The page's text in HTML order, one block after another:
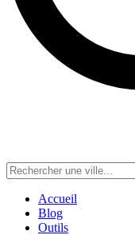
Accueil
Blog
Outils